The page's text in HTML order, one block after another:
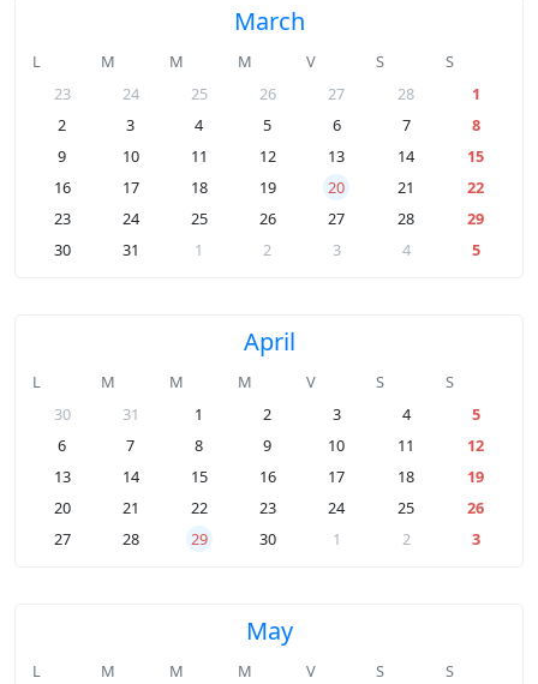
March
L M M M V S
S
23
24 25 26 27 28
1
2
3 4 5 6 7
8
9
10 11 12 13 14
15
16
17 18 19 20 21
22
23
24 25 26 27 28
29
30
31 1 2 3 4 5
April
L M M M V S
S
30
31 1 2 3 4
5
6
7 8 9 10 11
12
13
14 15 16 17 18
19
20
21 22 23 24 25
26
27
28 29 30 1 2 3
May
L M M M V S
S